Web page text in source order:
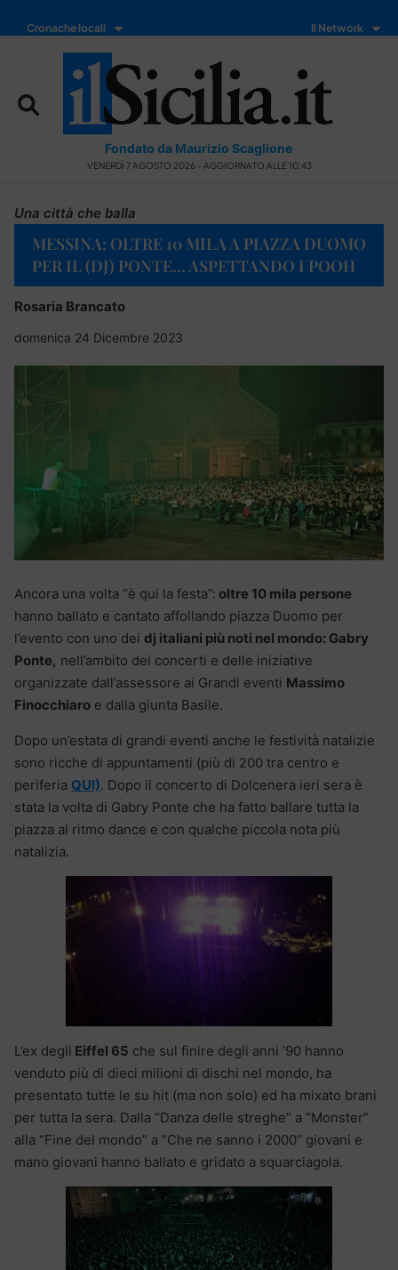
Cronache locali Il Network
Fondato da Maurizio Scaglione
VENERDÌ 7 AGOSTO 2026 - AGGIORNATO ALLE 10:43
Una città che balla
MESSINA: OLTRE 10 MILA A PIAZZA DUOMO
PER IL (DJ) PONTE… ASPETTANDO I POOH
Rosaria Brancato
domenica 24 Dicembre 2023
Ancora una volta “è qui la festa”: oltre 10 mila persone
hanno ballato e cantato affollando piazza Duomo per
l’evento con uno dei dj italiani più noti nel mondo: Gabry
Ponte, nell’ambito dei concerti e delle iniziative
organizzate dall’assessore ai Grandi eventi Massimo
Finocchiaro e dalla giunta Basile.
Dopo un’estata di grandi eventi anche le festività natalizie
sono ricche di appuntamenti (più di 200 tra centro e
periferia QUI). Dopo il concerto di Dolcenera ieri sera è
stata la volta di Gabry Ponte che ha fatto ballare tutta la
piazza al ritmo dance e con qualche piccola nota più
natalizia.
L’ex degli Eiffel 65 che sul finire degli anni ’90 hanno
venduto più di dieci milioni di dischi nel mondo, ha
presentato tutte le su hit (ma non solo) ed ha mixato brani
per tutta la sera. Dalla “Danza delle streghe” a “Monster”
alla “Fine del mondo” a “Che ne sanno i 2000” giovani e
mano giovani hanno ballato e gridato a squarciagola.